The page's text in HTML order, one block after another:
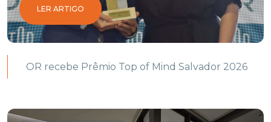
LER ARTIGO
OR recebe Prêmio Top of Mind Salvador 2026